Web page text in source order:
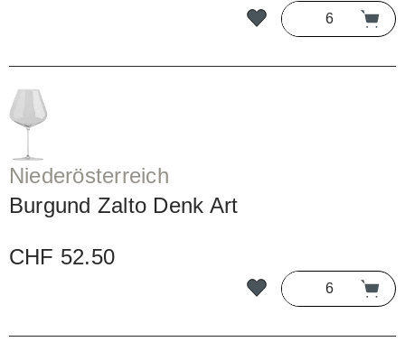
Niederösterreich
Burgund Zalto Denk Art
CHF 52.50